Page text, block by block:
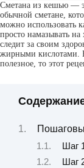
Сметана из кешью —
обычной сметане,
можно использовать
просто намазывать
следит за своим
жирными кислотами.
полезное, то этот
Шаг
Шаг